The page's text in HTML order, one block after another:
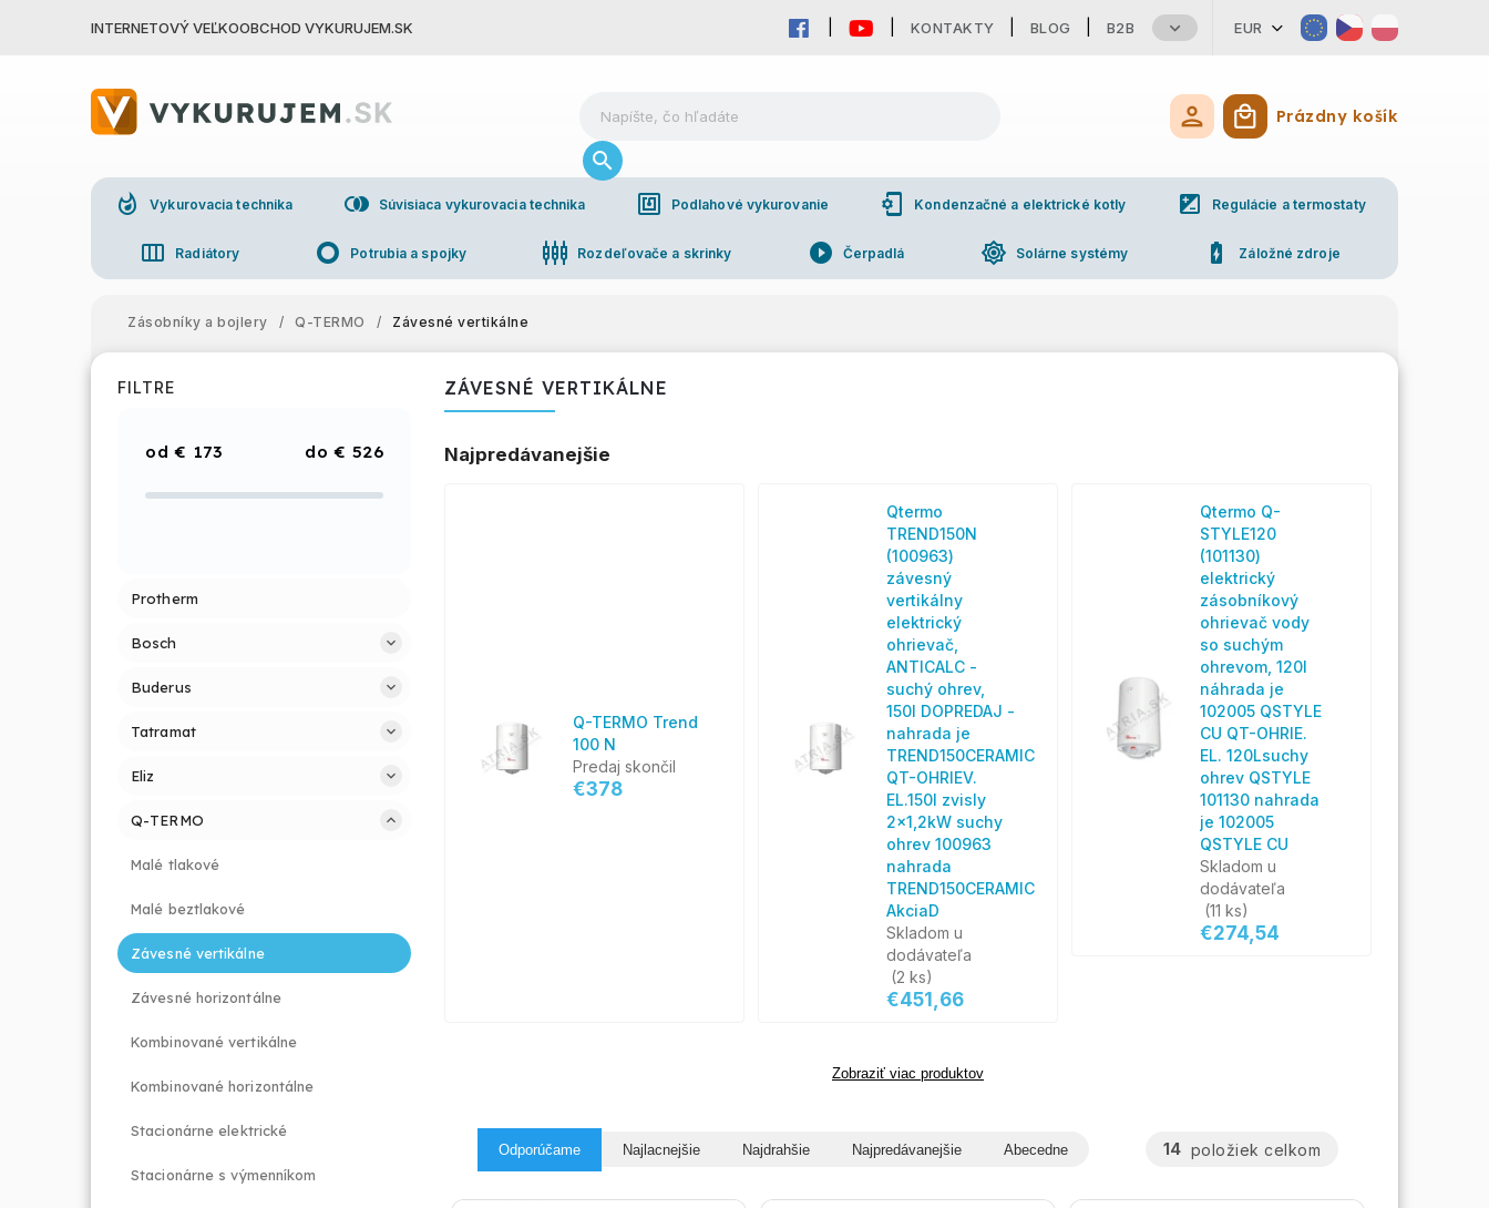
INTERNETOVÝ VEĽKOOBCHOD VYKURUJEM.SK KONTAKTY BLOG B2B EUR
Nákupný košík
Prázdny košík
whatshot Vykurovacia technika join_right Súvisiaca vykurovacia technika nfc Podlahové vykurovanie phonelink_setup Kondenzačné a elektrické kotly iso Regulácie a termostaty
view_week Radiátory trip_origin Potrubia a spojky settings_input_component Rozdeľovače a skrinky play_circle_filled Čerpadlá brightness_high Solárne systémy battery_charging_full Záložné zdroje
Zásobníky a bojlery
/ Q-TERMO / Závesné vertikálne
FILTRE
€ 173 € 526
Protherm
Bosch
Buderus
Tatramat
Eliz
Q-TERMO
Malé tlakové
Malé beztlakové
Závesné vertikálne
Závesné horizontálne
Kombinované vertikálne
Kombinované horizontálne
Stacionárne elektrické
Stacionárne s výmenníkom
ZÁVESNÉ VERTIKÁLNE
Najpredávanejšie
Q-TERMO Trend
100 N
Predaj skončil
€378
Qtermo
TREND150N
(100963)
závesný
vertikálny
elektrický
ohrievač,
ANTICALC -
suchý ohrev,
150l DOPREDAJ -
nahrada je
TREND150CERAMIC
QT-OHRIEV.
EL.150l zvisly
2x1,2kW suchy
ohrev 100963
nahrada
TREND150CERAMIC
AkciaD
Skladom u
dodávateľa
(2 ks)
€451,66
Qtermo Q-
STYLE120
(101130)
elektrický
zásobníkový
ohrievač vody
so suchým
ohrevom, 120l
náhrada je
102005 QSTYLE
CU QT-OHRIE.
EL. 120Lsuchy
ohrev QSTYLE
101130 nahrada
je 102005
QSTYLE CU
Skladom u
dodávateľa
(11 ks)
€274,54
Zobraziť viac produktov
Odporúčame Najlacnejšie Najdrahšie Najpredávanejšie Abecedne 14 položiek celkom